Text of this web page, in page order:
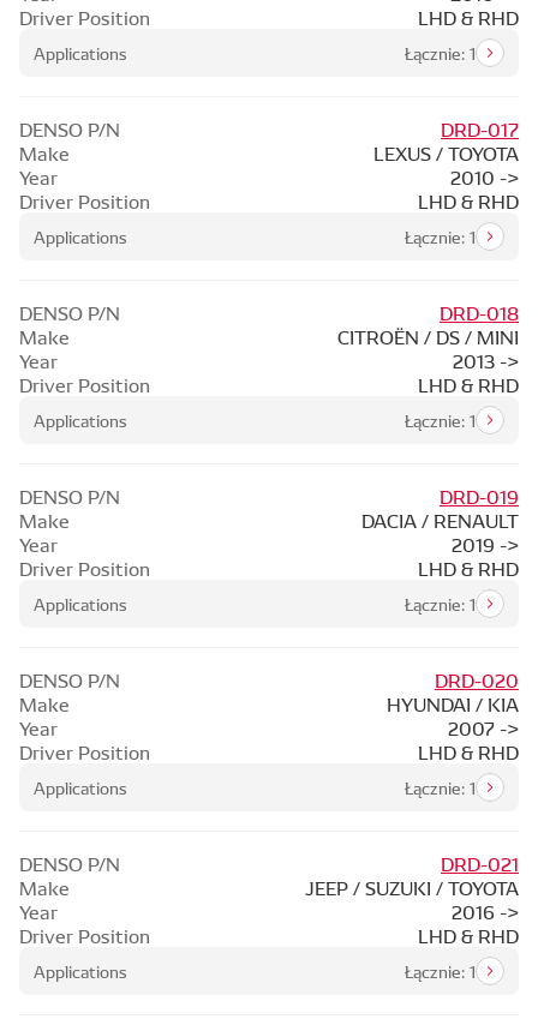
Applications Łącznie: 1
Driver Position
LHD & RHD
DENSO P/N
DRD-017
Make
LEXUS / TOYOTA
Applications Łącznie: 1
Year
2010 ->
Driver Position
LHD & RHD
DENSO P/N
DRD-018
Make
CITROËN / DS / MINI
Applications Łącznie: 1
Year
2013 ->
Driver Position
LHD & RHD
DENSO P/N
DRD-019
Make
DACIA / RENAULT
Applications Łącznie: 1
Year
2019 ->
Driver Position
LHD & RHD
DENSO P/N
DRD-020
Make
HYUNDAI / KIA
Applications Łącznie: 1
Year
2007 ->
Driver Position
LHD & RHD
DENSO P/N
DRD-021
Make
JEEP / SUZUKI / TOYOTA
Applications Łącznie: 1
Year
2016 ->
Driver Position
LHD & RHD